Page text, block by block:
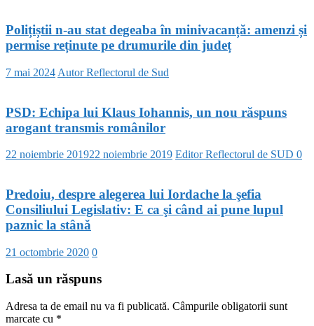
Polițiștii n-au stat degeaba în minivacanță: amenzi și
permise reținute pe drumurile din județ
7 mai 2024 Autor Reflectorul de Sud
PSD: Echipa lui Klaus Iohannis, un nou răspuns
arogant transmis românilor
22 noiembrie 201922 noiembrie 2019 Editor Reflectorul de SUD 0
Predoiu, despre alegerea lui Iordache la şefia
Consiliului Legislativ: E ca şi când ai pune lupul
paznic la stână
21 octombrie 2020 0
Lasă un răspuns
Adresa ta de email nu va fi publicată. Câmpurile obligatorii sunt
marcate cu *